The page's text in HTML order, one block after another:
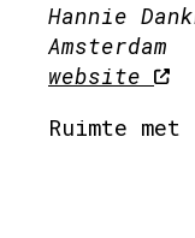
Hannie
Amsterdam
website
Ruimte